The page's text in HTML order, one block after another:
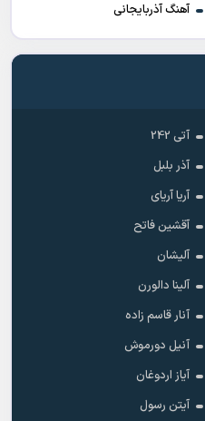
آهنگ آذربایجانی
آتی 242
آذر بلبل
آریا آریای
آقشین فاتح
آلیشان
آلینا دالورن
آنار قاسم زاده
آنیل دورموش
آیاز اردوغان
آیتن رسول